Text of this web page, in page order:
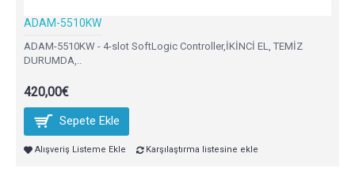
ADAM-5510KW
ADAM-5510KW - 4-slot SoftLogic Controller,İKİNCİ EL, TEMİZ
DURUMDA,..
420,00€
Sepete Ekle
Alışveriş Listeme Ekle Karşılaştırma listesine ekle